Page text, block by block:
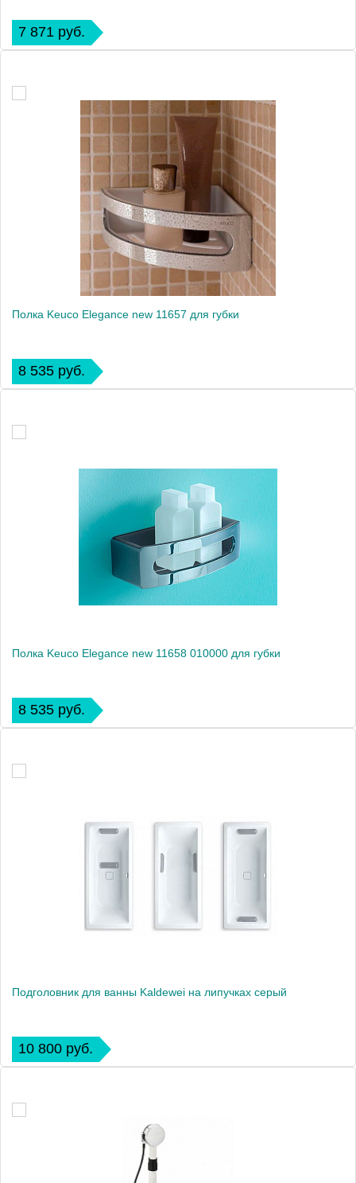
7 871 руб.
Полка Keuco Elegance new 11657 для губки
8 535 руб.
Полка Keuco Elegance new 11658 010000 для губки
8 535 руб.
Подголовник для ванны Kaldewei на липучках серый
10 800 руб.